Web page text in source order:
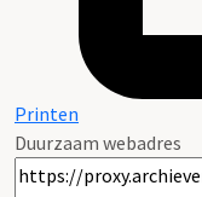
Printen
Duurzaam webadres